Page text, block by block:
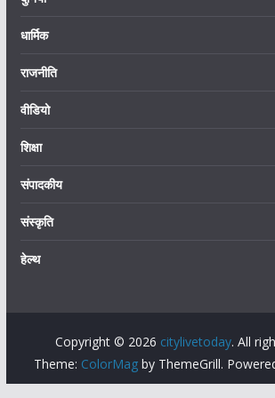
धार्मिक
राजनीति
वीडियो
शिक्षा
संपादकीय
संस्कृति
हेल्थ
Copyright © 2026 citylivetoday. All
Theme: ColorMagby ThemeGrill.